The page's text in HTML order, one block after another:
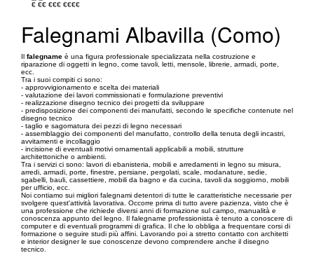
€ €€ €€€ €€€€
Falegnami Albavilla (Como)
Il falegname è una figura professionale specializzata nella costruzione e
riparazione di oggetti in legno, come tavoli, letti, mensole, librerie, armadi, porte,
ecc.
Tra i suoi compiti ci sono:
- approvvigionamento e scelta dei materiali
- valutazione dei lavori commissionati e formulazione preventivi
- realizzazione disegno tecnico dei progetti da sviluppare
- predisposizione dei componenti dei manufatti, secondo le specifiche contenute nel
disegno tecnico
- taglio e sagomatura dei pezzi di legno necessari
- assemblaggio dei componenti del manufatto, controllo della tenuta degli incastri,
avvitamenti e incollaggio
- incisione di eventuali motivi ornamentali applicabili a mobili, strutture
architettoniche o ambienti.
Tra i servizi ci sono: lavori di ebanisteria, mobili e arredamenti in legno su misura,
arredi, armadi, porte, finestre, persiane, pergolati, scale, modanature, sedie,
sgabelli, bauli, cassettiere, mobili da bagno e da cucina, tavoli da soggiorno, mobili
per ufficio, ecc.
Noi contiamo sui migliori falegnami detentori di tutte le caratteristiche necessarie per
svolgere quest'attività lavorativa. Occorre prima di tutto avere pazienza, visto che è
una professione che richiede diversi anni di formazione sul campo, manualità e
conoscenza appunto del legno. Il falegname professionista è tenuto a conoscere di
computer e di eventuali programmi di grafica. Il che lo obbliga a frequentare corsi di
formazione o seguire studi più affini. Lavorando poi a stretto contatto con architetti
e interior designer le sue conoscenze devono comprendere anche il disegno
tecnico.